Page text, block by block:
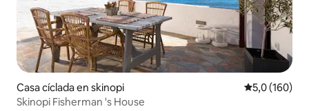
Casa cíclada en skinopi Calificación
5,0 (160)
Skinopi Fisherman 's House